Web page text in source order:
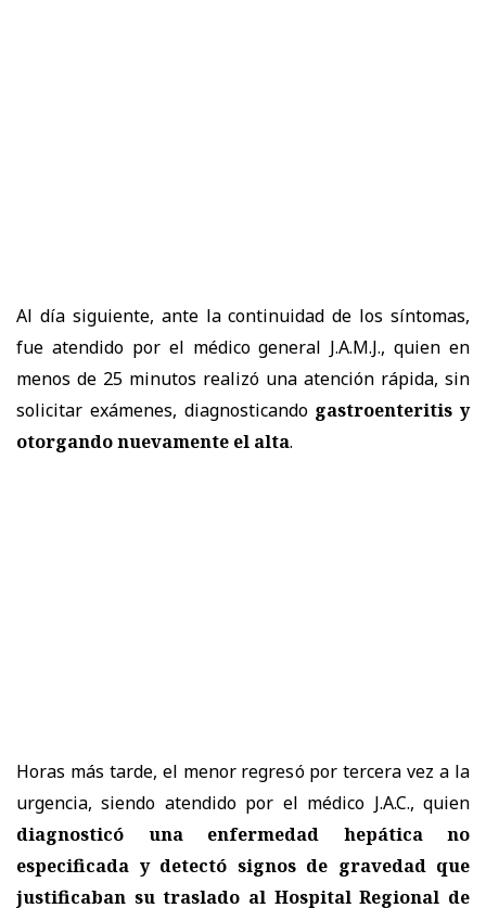
Al día siguiente, ante la continuidad de los síntomas,
fue atendido por el médico general J.A.M.J., quien en
menos de 25 minutos realizó una atención rápida, sin
solicitar exámenes, diagnosticandogastroenteritis y
otorgando nuevamente el alta.
Horas más tarde, el menor regresó por tercera vez a la
urgencia, siendo atendido por el médico J.A.C., quien
diagnosticó una enfermedad hepática no
especificada y detectó signos de gravedad que
justificaban su traslado al Hospital Regional de